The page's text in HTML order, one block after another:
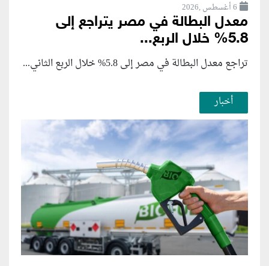
6 أغسطس ,2026
معدل البطالة في مصر يتراجع إلى
5.8% خلال الربع...
تراجع معدل البطالة في مصر إلى 5.8% خلال الربع الثاني...
أخبار